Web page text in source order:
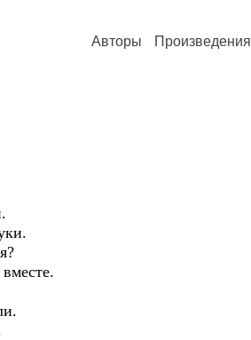
Авторы Произведения